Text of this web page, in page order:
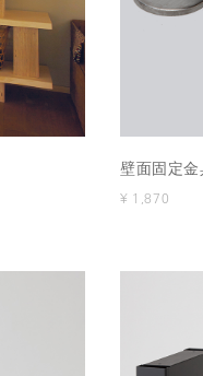
壁面固定金
¥ 1,870